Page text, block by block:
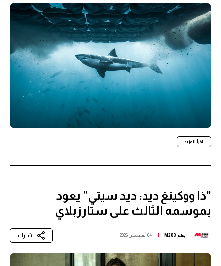
اقرأ المزيد
"ذا ووكينغ ديد: ديد سيتي" يعود
بموسمه الثالث على ستارزبلاي
بقلم M283 04 أغسطس 2026 شارك